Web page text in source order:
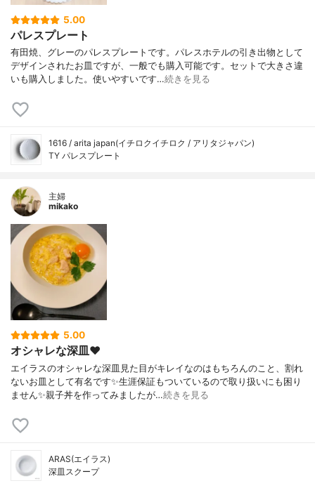
5.00
パレスプレート
有田焼、グレーのパレスプレートです。パレスホテルの引き出物として
デザインされたお皿ですが、一般でも購入可能です。セットで大きさ違
いも購入しました。使いやすいです…続きを見る
1616 / arita japan(イチロクイチロク / アリタジャパン)
TY パレスプレート
主婦
mikako
5.00
オシャレな深皿❤️
エイラスのオシャレな深皿見た目がキレイなのはもちろんのこと、割れ
ないお皿として有名です✨生涯保証もついているので取り扱いにも困り
ません✨親子丼を作ってみましたが…続きを見る
ARAS(エイラス)
深皿スクープ